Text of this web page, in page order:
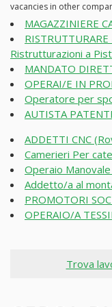
vacancies in other
MAGAZZINIERE
Ristrutturazioni a
MANDATO
OPERAI/E IN
Operatore per
AUTISTA
ADDETTI CNC
Camerieri Per
Operaio
Addetto/a al
PROMOTORI
OPERAIO/A
Trova